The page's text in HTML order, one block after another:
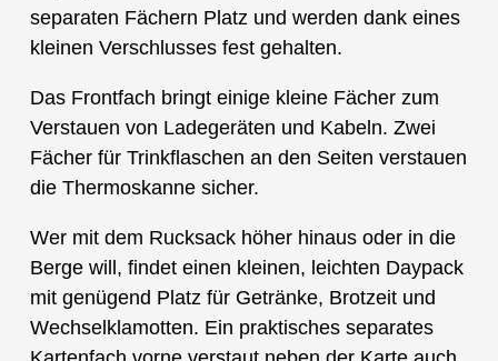
separaten Fächern Platz und werden dank eines
kleinen Verschlusses fest gehalten.
Das Frontfach bringt einige kleine Fächer zum
Verstauen von Ladegeräten und Kabeln. Zwei
Fächer für Trinkflaschen an den Seiten verstauen
die Thermoskanne sicher.
Wer mit dem Rucksack höher hinaus oder in die
Berge will, findet einen kleinen, leichten Daypack
mit genügend Platz für Getränke, Brotzeit und
Wechselklamotten. Ein praktisches separates